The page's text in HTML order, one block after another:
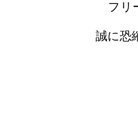
フリ
誠に恐